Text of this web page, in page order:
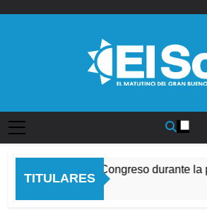
TITULARES
frente al Congreso durante la